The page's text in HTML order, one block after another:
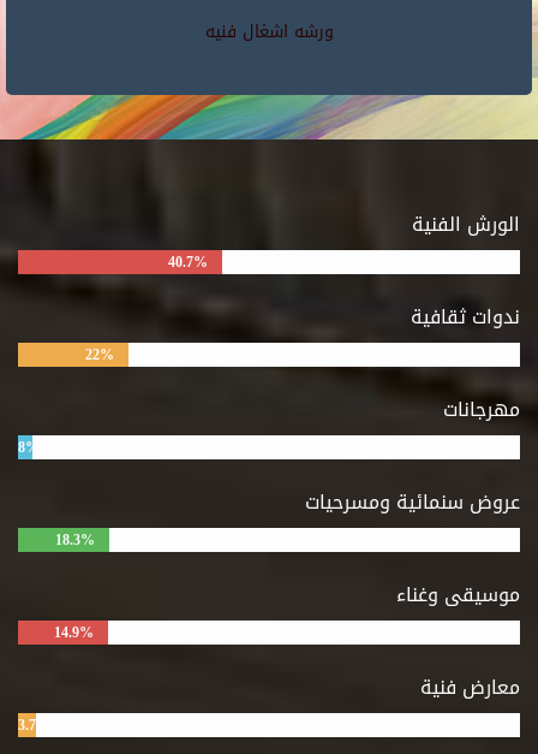
ورشه اشغال فنيه
الورش الفنية
40.7%
ندوات ثقافية
22%
مهرجانات
8%
عروض سنمائية ومسرحيات
18.3%
موسيقى وغناء
14.9%
معارض فنية
3.7%